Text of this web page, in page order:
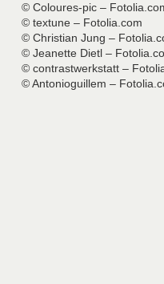
© Coloures-pic –
© textune – Fotolia.com
© Christian Jung –
© Jeanette Dietl –
© contrastwerkstatt –
© Antonioguillem –